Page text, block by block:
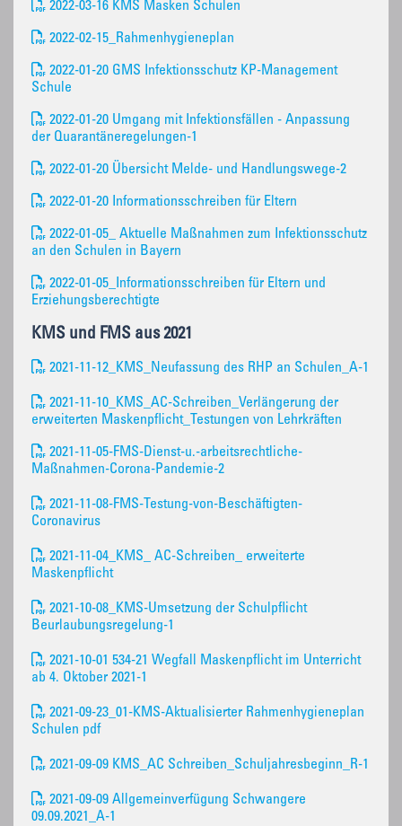
2022-03-16 KMS Masken Schulen
2022-02-15_Rahmenhygieneplan
2022-01-20 GMS Infektionsschutz KP-Management
Schule
2022-01-20 Umgang mit Infektionsfällen - Anpassung
der Quarantäneregelungen-1
2022-01-20 Übersicht Melde- und Handlungswege-2
2022-01-20 Informationsschreiben für Eltern
2022-01-05_ Aktuelle Maßnahmen zum Infektionsschutz
an den Schulen in Bayern
2022-01-05_Informationsschreiben für Eltern und
Erziehungsberechtigte
KMS und FMS aus 2021
2021-11-12_KMS_Neufassung des RHP an Schulen_A-1
2021-11-10_KMS_AC-Schreiben_Verlängerung der
erweiterten Maskenpflicht_Testungen von Lehrkräften
2021-11-05-FMS-Dienst-u.-arbeitsrechtliche-
Maßnahmen-Corona-Pandemie-2
2021-11-08-FMS-Testung-von-Beschäftigten-
Coronavirus
2021-11-04_KMS_ AC-Schreiben_ erweiterte
Maskenpflicht
2021-10-08_KMS-Umsetzung der Schulpflicht
Beurlaubungsregelung-1
2021-10-01 534-21 Wegfall Maskenpflicht im Unterricht
ab 4. Oktober 2021-1
2021-09-23_01-KMS-Aktualisierter Rahmenhygieneplan
Schulen pdf
2021-09-09 KMS_AC Schreiben_Schuljahresbeginn_R-1
2021-09-09 Allgemeinverfügung Schwangere
09.09.2021_A-1